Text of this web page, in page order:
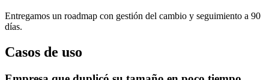
Entregamos un roadmap con gestión del cambio y seguimiento a 90
días.
Casos de uso